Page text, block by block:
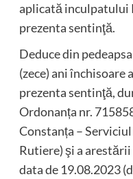
aplicată inculpatului
prezenta sentinţă.
Deduce din
(zece) ani
prezenta sentinţă,
Ordonanța nr.
Constanța –
Rutiere) şi a
data de 19.08.2023